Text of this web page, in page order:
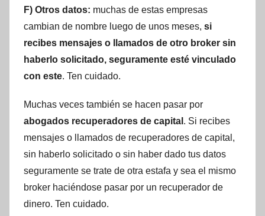
F) Otros datos: muchas de estas empresas
cambian de nombre luego de unos meses, si
recibes mensajes o llamados de otro broker sin
haberlo solicitado, seguramente esté vinculado
con este. Ten cuidado.
Muchas veces también se hacen pasar por
abogados recuperadores de capital . Si recibes
mensajes o llamados de recuperadores de capital,
sin haberlo solicitado o sin haber dado tus datos
seguramente se trate de otra estafa y sea el mismo
broker haciéndose pasar por un recuperador de
dinero. Ten cuidado.